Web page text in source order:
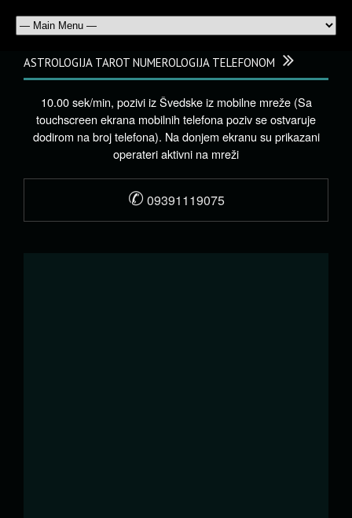
ASTROLOGIJA TAROT NUMEROLOGIJA TELEFONOM
10.00 sek/min, pozivi iz Švedske iz mobilne mreže (Sa
touchscreen ekrana mobilnih telefona poziv se ostvaruje
dodirom na broj telefona). Na donjem ekranu su prikazani
operateri aktivni na mreži
✆ 09391119075